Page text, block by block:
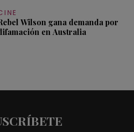
Wilson gana demanda por
en Australia